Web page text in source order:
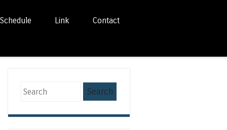
Schedule Link Contact
Search